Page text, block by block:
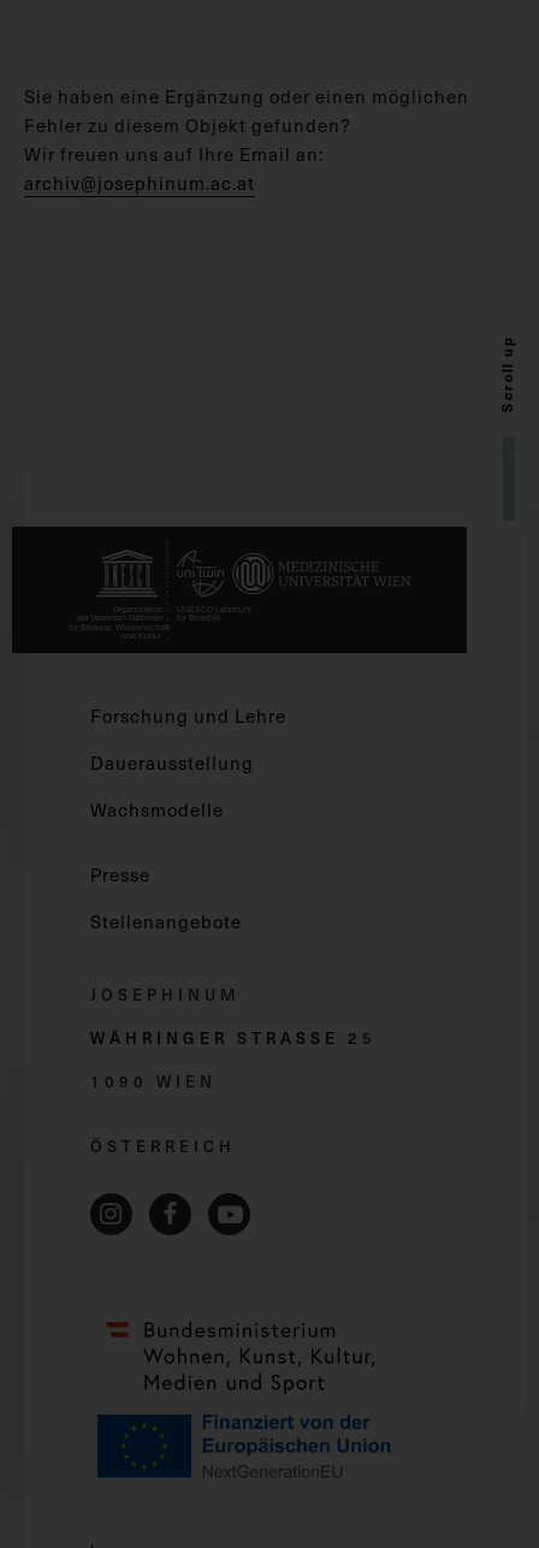
Sie haben eine Ergänzung oder einen möglichen
Fehler zu diesem Objekt gefunden?
Wir freuen uns auf Ihre Email an:
archiv@josephinum.ac.at
Scroll up
Forschung und Lehre
Dauerausstellung
Wachsmodelle
Presse
Stellenangebote
JOSEPHINUM
WÄHRINGER STRASSE 2 5
1090 WIEN
ÖSTERREICH